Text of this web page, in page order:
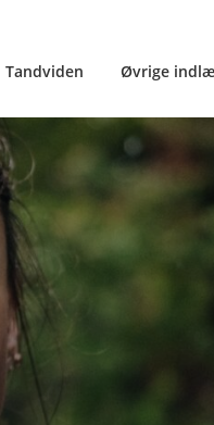
Tandviden Øvrige